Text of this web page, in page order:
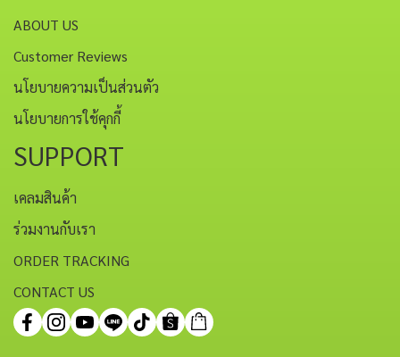
ABOUT US
Customer Reviews
นโยบายความเป็นส่วนตัว
นโยบายการใช้คุกกี้
SUPPORT
เคลมสินค้า
ร่วมงานกับเรา
ORDER TRACKING
CONTACT US